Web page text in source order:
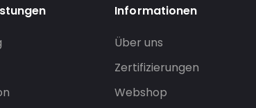
Informationen
Über uns
Zertifizierungen
Webshop